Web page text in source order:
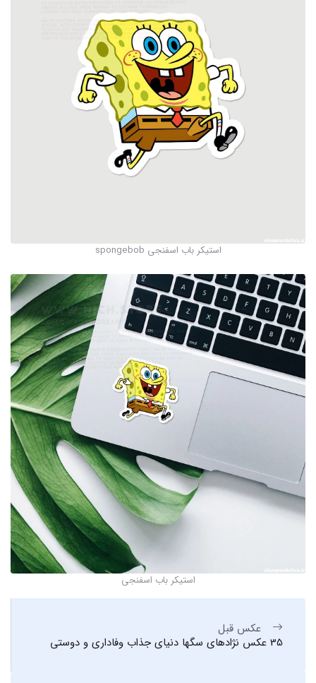
استیکر باب اسفنجی spongebob
استیکر باب اسفنجی
عکس قبل
35 عکس نژادهای سگها دنیای جذاب وفاداری و دوستی